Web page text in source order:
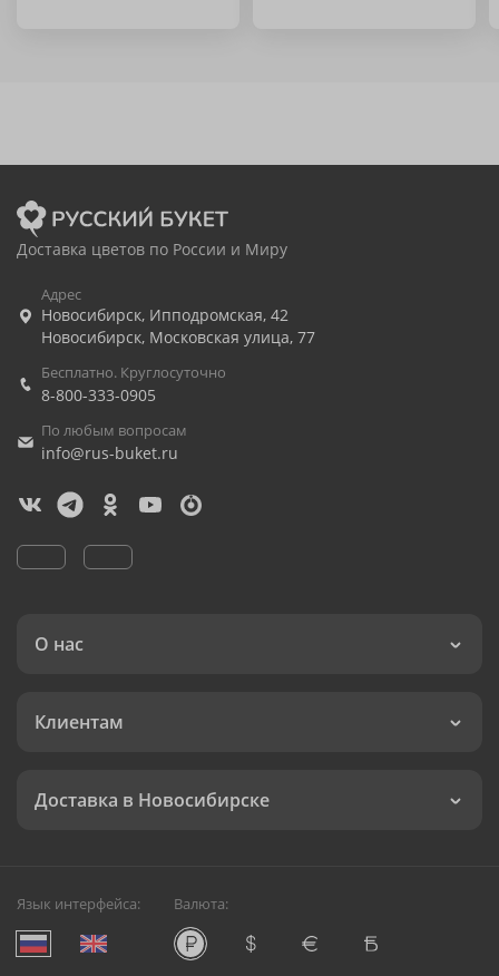
Доставка цветов по России и Миру
Адрес
Новосибирск, Ипподромская, 42
Новосибирск, Московская улица, 77
Бесплатно. Круглосуточно
8-800-333-0905
По любым вопросам
info@rus-buket.ru
О нас
Клиентам
Доставка в Новосибирске
Язык интерфейса: Валюта: